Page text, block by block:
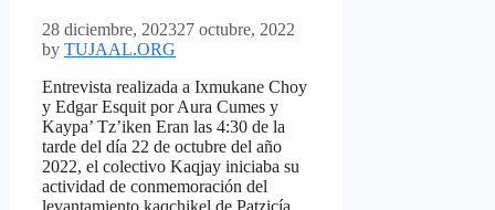
28 diciembre, 202327 octubre, 2022
by TUJAAL.ORG
Entrevista realizada a Ixmukane Choy
y Edgar Esquit por Aura Cumes y
Kaypa’ Tz’iken Eran las 4:30 de la
tarde del día 22 de octubre del año
2022, el colectivo Kaqjay iniciaba su
actividad de conmemoración del
levantamiento kaqchikel de Patzicía